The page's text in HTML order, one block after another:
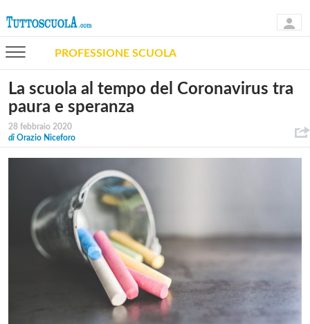
PROFESSIONE SCUOLA
La scuola al tempo del Coronavirus tra
paura e speranza
28 febbraio 2020
di Orazio Niceforo